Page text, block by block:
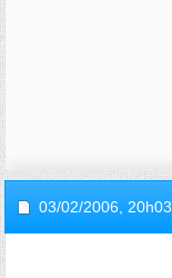
03/02/2006, 20h03